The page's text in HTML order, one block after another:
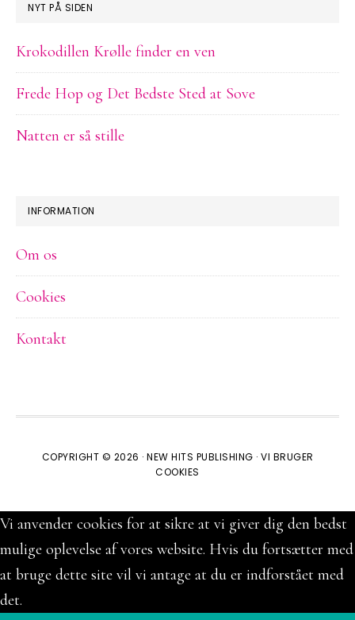
NYT PÅ SIDEN
Krokodillen Krølle finder en ven
Frede Hop og Det Bedste Sted at Sove
Natten er så stille
INFORMATION
Om os
Cookies
Kontakt
COPYRIGHT © 2026 · NEW HITS PUBLISHING · VI BRUGER
COOKIES
Vi anvender cookies for at sikre at vi giver dig den bedst
mulige oplevelse af vores website. Hvis du fortsætter med
at bruge dette site vil vi antage at du er indforstået med
det.